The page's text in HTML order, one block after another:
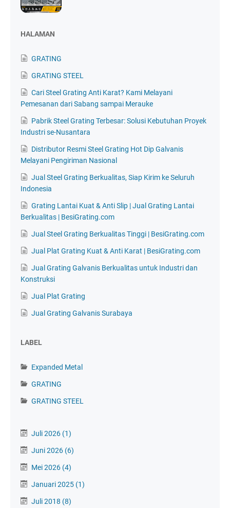
HALAMAN
GRATING
GRATING STEEL
Cari Steel Grating Anti Karat? Kami Melayani
Pemesanan dari Sabang sampai Merauke
Pabrik Steel Grating Terbesar: Solusi Kebutuhan Proyek
Industri se-Nusantara
Distributor Resmi Steel Grating Hot Dip Galvanis
Melayani Pengiriman Nasional
Jual Steel Grating Berkualitas, Siap Kirim ke Seluruh
Indonesia
Grating Lantai Kuat & Anti Slip | Jual Grating Lantai
Berkualitas | BesiGrating.com
Jual Steel Grating Berkualitas Tinggi | BesiGrating.com
Jual Plat Grating Kuat & Anti Karat | BesiGrating.com
Jual Grating Galvanis Berkualitas untuk Industri dan
Konstruksi
Jual Plat Grating
Jual Grating Galvanis Surabaya
LABEL
Expanded Metal
GRATING
GRATING STEEL
Juli 2026 (1)
Juni 2026 (6)
Mei 2026 (4)
Januari 2025 (1)
Juli 2018 (8)